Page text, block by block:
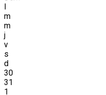
l
m
m
j
v
s
d
30
31
1